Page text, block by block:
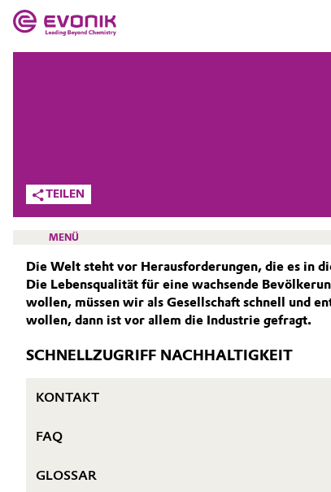
Additive Manufacturing
Aerospace
Agriculture
Animal Nutrition & Health
Automotive & Transportation
Battery
Building, Construction & Infrastructure
Über Evonik
Innovation
Purpose
BVB Partnerschaft
TEILEN
MENÜ
ACTIVE OXYGENS
NACHHALTIGKEIT
HIGHLIGHTS
Die Welt steht vor Herausforderungen, die es in
Die Lebensqualität für eine wachsende
wollen, müssen wir als Gesellschaft schnell und
wollen, dann ist vor allem die Industrie gefragt.
SCHNELLZUGRIFF NACHHALTIGKEIT
KONTAKT
FAQ
GLOSSAR